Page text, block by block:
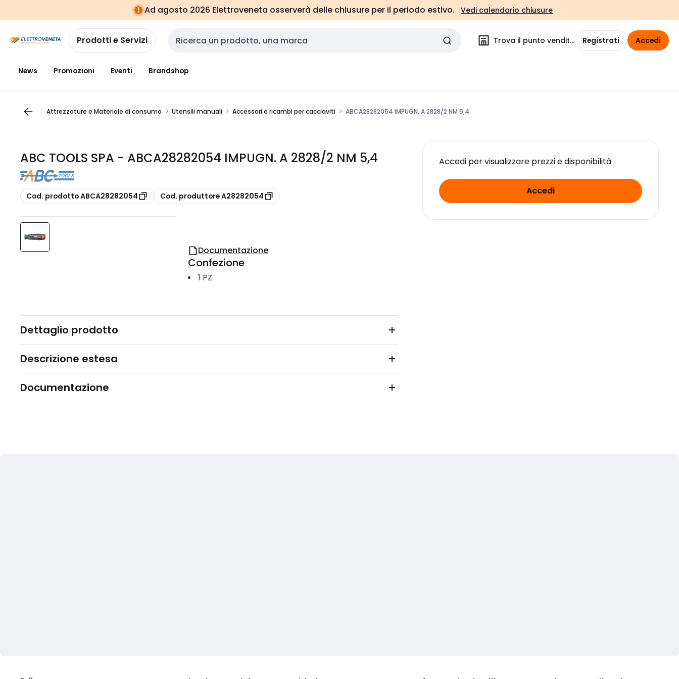
navigazionealla
pagina
Ad agosto 2026 Elettroveneta osserverà delle chiusure per il periodo estivo. Vedi calendario chiusure
Prodotti e Servizi Cerca input Trova il punto vendita Registrati Accedi
News Promozioni Eventi Brandshop
Attrezzature e Materiale di consumo Utensili manuali Accessori e ricambi per cacciaviti ABCA28282054 IMPUGN. A 2828/2 NM 5,4
ABC TOOLS SPA - ABCA28282054 IMPUGN. A 2828/2 NM 5,4
copia
Cod. prodotto ABCA28282054 copia
Cod. produttore A28282054
Accedi per visualizzare prezzi e disponibilità
Accedi
Documentazione
Confezione
1 PZ
Dettaglio prodotto
Descrizione estesa
Documentazione